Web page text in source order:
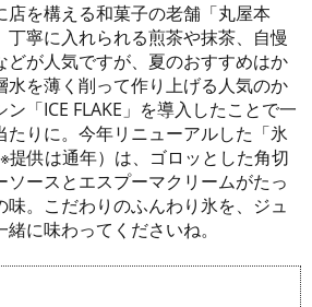
店を構える和菓子の老舗「丸屋本
丁寧に入れられる煎茶や抹茶、自慢
どが人気ですが、夏のおすすめはか
水を薄く削って作り上げる人気のか
「ICE FLAKE」を導入したことで一
たりに。今年リニューアルした「氷
提供は通年）は、ゴロッとした角切
ソースとエスプーマクリームがたっ
。こだわりのふんわり氷を、ジュ
に味わってくださいね。